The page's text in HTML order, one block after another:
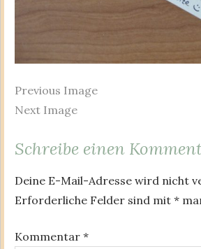
Previous Image
Next Image
Schreibe einen
Deine E-Mail-Adresse wird nicht
Erforderliche Felder sind mit *
Kommentar *